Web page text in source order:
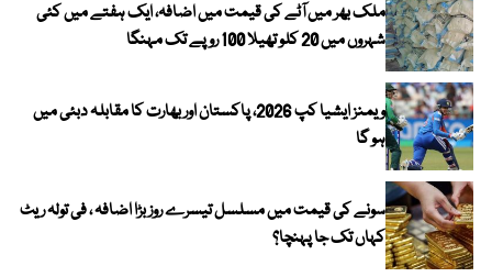
ملک بھر میں آٹے کی قیمت میں اضافہ، ایک ہفتے میں کئی
شہروں میں 20 کلو تھیلا 100 روپے تک مہنگا
ویمنز ایشیا کپ 2026، پاکستان اور بھارت کا مقابلہ دبئی میں
ہو گا
سونے کی قیمت میں مسلسل تیسرے روز بڑا اضافہ ، فی تولہ ریٹ
کہاں تک جا پہنچا؟